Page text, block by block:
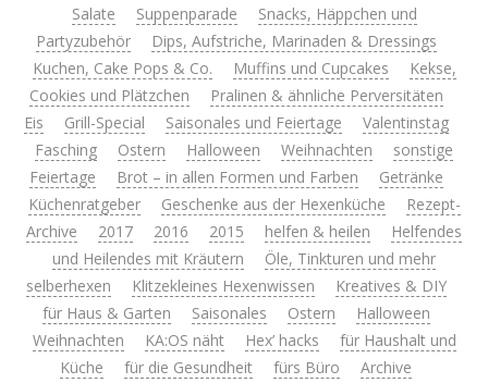
Salate
Suppenparade
Snacks, Häppchen und
Partyzubehör
Dips, Aufstriche, Marinaden & Dressings
Kuchen, Cake Pops & Co.
Muffins und Cupcakes
Kekse,
Cookies und Plätzchen
Pralinen & ähnliche Perversitäten
Eis
Grill-Special Saisonales und Feiertage
Valentinstag
Fasching
Ostern Halloween Weihnachten
sonstige
Feiertage
Brot – in allen Formen und Farben
Getränke
Küchenratgeber
Geschenke aus der Hexenküche
Rezept-
Archive
2017 2016 2015 helfen & heilen
Helfendes
und Heilendes mit Kräutern
Öle, Tinkturen und mehr
selberhexen
Klitzekleines Hexenwissen
Kreatives & DIY
für Haus & Garten
Saisonales Ostern
Halloween
Weihnachten
KA:OS näht Hex’ hacks
für Haushalt und
Küche
für die Gesundheit fürs Büro
Archive